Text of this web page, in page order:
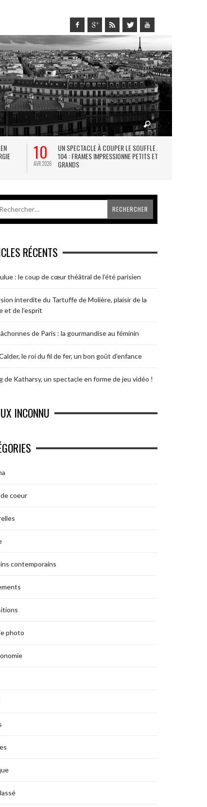
10
AVR 2026
UN SPECTACLE À COUPER LE SOUFFLE AU
104 : FRAMES IMPRESSIONNE PETITS ET
GRANDS
RÉCENTS
: le coup de cœur théâtral de l’été parisien
interdite du Tartuffe de Molière, plaisir de la
et de l’esprit
de Paris : la gourmandise au féminin
le roi du fil de fer, un bon goût d’enfance
de Katharsy, un spectacle en forme de jeu vidéo !
INCONNU
coeur
contemporains
photo